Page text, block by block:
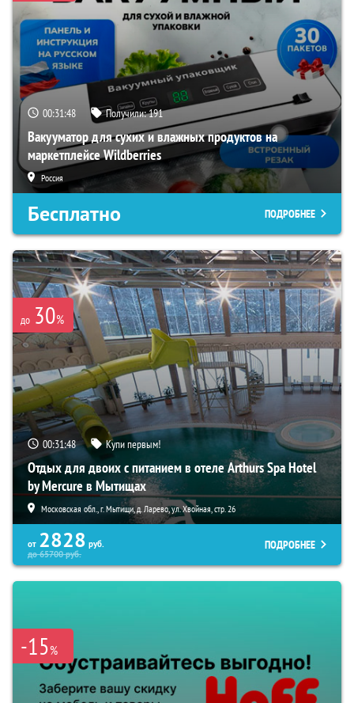
00:31:46 Получили:191
Вакууматор для сухих и влажных продуктов на
маркетплейсе Wildberries
Россия
Бесплатно ПОДРОБНЕЕ
до 30%
00:31:46 Купи первым!
Отдых для двоих с питанием в отеле Arthurs Spa Hotel
by Mercure в Мытищах
Московская обл., г. Мытищи, д. Ларево, ул. Хвойная, стр. 26
от 2828 руб.
до65700руб.
ПОДРОБНЕЕ
-15%